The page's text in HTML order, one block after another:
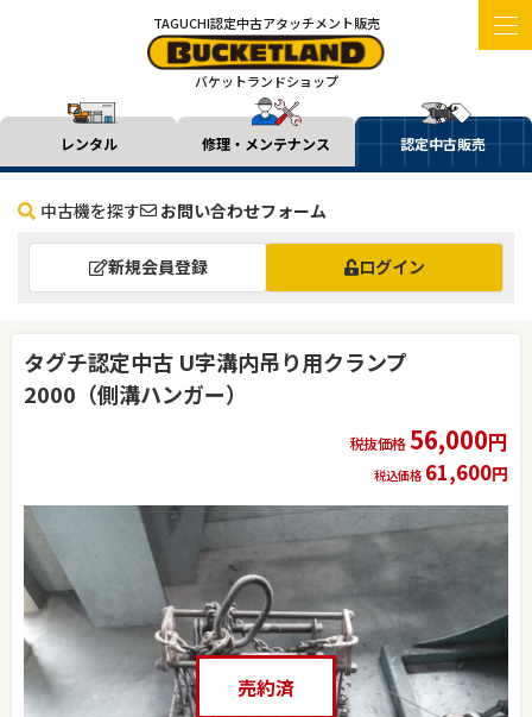
TAGUCHI認定中古アタッチメント販売
バケットランドショップ
レンタル 修理・メンテナンス 認定中古販売
中古機を探す お問い合わせフォーム
新規会員登録 ログイン
タグチ認定中古 U字溝内吊り用クランプ
2000（側溝ハンガー）
税抜価格56,000円
税込価格 61,600円
売約済